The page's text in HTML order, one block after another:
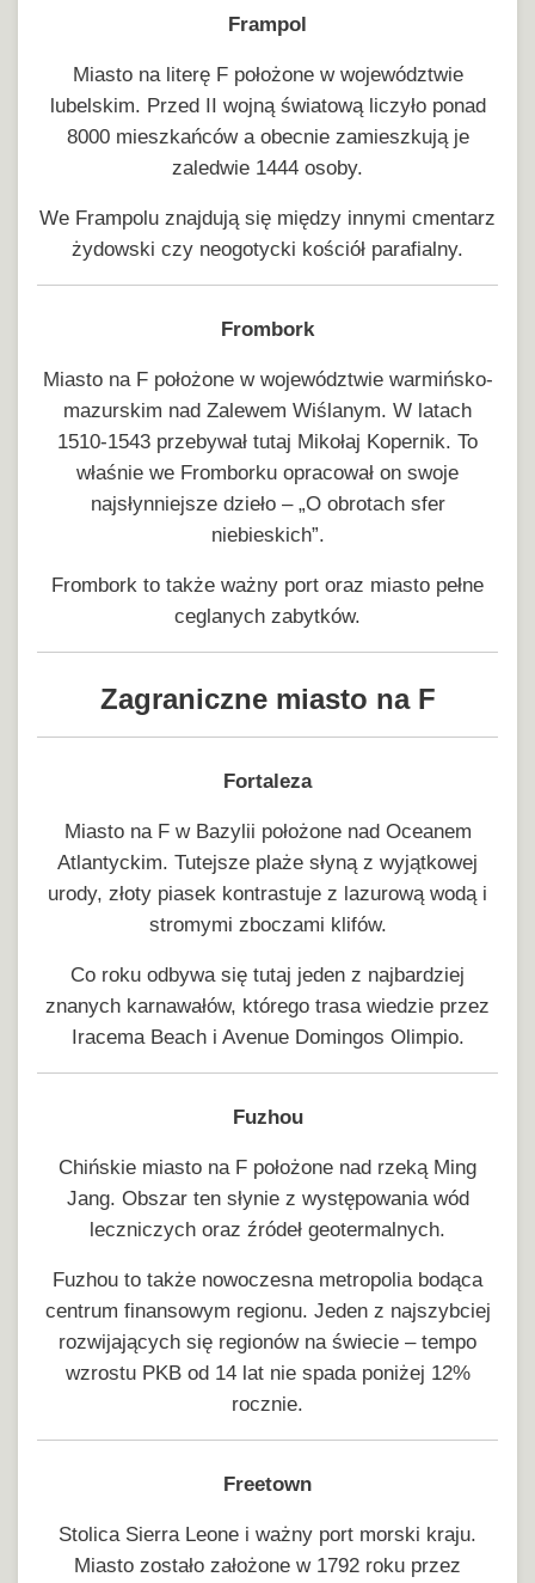
Frampol
Miasto na literę F położone w województwie
lubelskim. Przed II wojną światową liczyło ponad
8000 mieszkańców a obecnie zamieszkują je
zaledwie 1444 osoby.
We Frampolu znajdują się między innymi cmentarz
żydowski czy neogotycki kościół parafialny.
Frombork
Miasto na F położone w województwie warmińsko-
mazurskim nad Zalewem Wiślanym. W latach
1510-1543 przebywał tutaj Mikołaj Kopernik. To
właśnie we Fromborku opracował on swoje
najsłynniejsze dzieło – „O obrotach sfer
niebieskich”.
Frombork to także ważny port oraz miasto pełne
ceglanych zabytków.
Zagraniczne miasto na F
Fortaleza
Miasto na F w Bazylii położone nad Oceanem
Atlantyckim. Tutejsze plaże słyną z wyjątkowej
urody, złoty piasek kontrastuje z lazurową wodą i
stromymi zboczami klifów.
Co roku odbywa się tutaj jeden z najbardziej
znanych karnawałów, którego trasa wiedzie przez
Iracema Beach i Avenue Domingos Olimpio.
Fuzhou
Chińskie miasto na F położone nad rzeką Ming
Jang. Obszar ten słynie z występowania wód
leczniczych oraz źródeł geotermalnych.
Fuzhou to także nowoczesna metropolia bodąca
centrum finansowym regionu. Jeden z najszybciej
rozwijających się regionów na świecie – tempo
wzrostu PKB od 14 lat nie spada poniżej 12%
rocznie.
Freetown
Stolica Sierra Leone i ważny port morski kraju.
Miasto zostało założone w 1792 roku przez